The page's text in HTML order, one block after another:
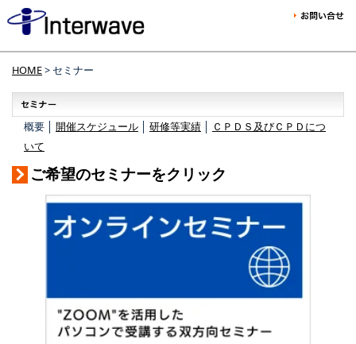
HOME> セミナー
概要 │ 開催スケジュール 研修等実績
ＣＰＤＳ及びＣＰＤにつ
いて
ご希望のセミナーをクリック